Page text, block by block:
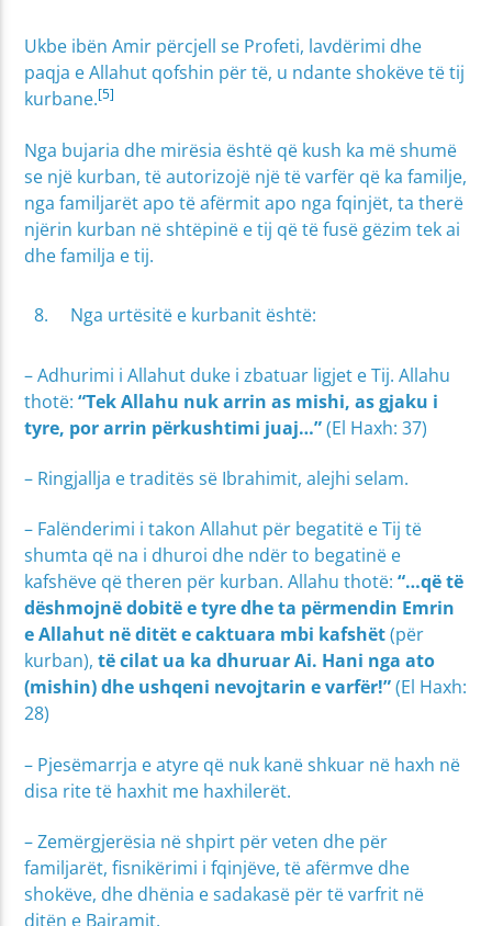
Ukbe ibën Amir përcjell se Profeti, lavdërimi dhe
paqja e Allahut qofshin për të, u ndante shokëve të tij
kurbane.[5]
Nga bujaria dhe mirësia është që kush ka më shumë
se një kurban, të autorizojë një të varfër që ka familje,
nga familjarët apo të afërmit apo nga fqinjët, ta therë
njërin kurban në shtëpinë e tij që të fusë gëzim tek ai
dhe familja e tij.
Nga urtësitë e kurbanit është:
– Adhurimi i Allahut duke i zbatuar ligjet e Tij. Allahu
thotë:“Tek Allahu nuk arrin as mishi, as gjaku i
tyre, por arrin përkushtimi juaj…”(El Haxh: 37)
– Ringjallja e traditës së Ibrahimit, alejhi selam.
– Falënderimi i takon Allahut për begatitë e Tij të
shumta që na i dhuroi dhe ndër to begatinë e
kafshëve që theren për kurban. Allahu thotë:“…që të
dëshmojnë dobitë e tyre dhe ta përmendin Emrin
e Allahut në ditët e caktuara mbi kafshët(për
kurban), të cilat ua ka dhuruar Ai. Hani nga ato
(mishin) dhe ushqeni nevojtarin e varfër!”(El Haxh:
28)
– Pjesëmarrja e atyre që nuk kanë shkuar në haxh në
disa rite të haxhit me haxhilerët.
– Zemërgjerësia në shpirt për veten dhe për
familjarët, fisnikërimi i fqinjëve, të afërmve dhe
shokëve, dhe dhënia e sadakasë për të varfrit në
ditën e Bajramit.